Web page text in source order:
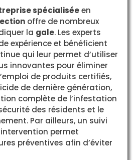
spécialiséeen
offre de nombreux
la gale. Les experts
expérience et bénéficient
qui leur permet d’utiliser
innovantes pour éliminer
de produits certifiés,
de dernière génération,
complète de l’infestation
des résidents et le
Par ailleurs, un suivi
permet
préventives afin d’éviter